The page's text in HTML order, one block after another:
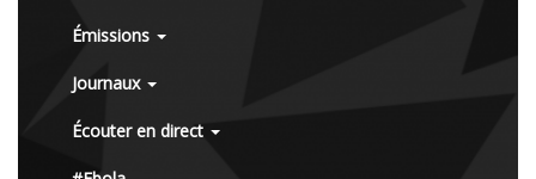
Émissions
Journaux
Écouter en direct